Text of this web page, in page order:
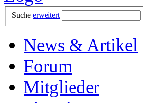
Suche erweitert
News & Artikel
Forum
Mitglieder